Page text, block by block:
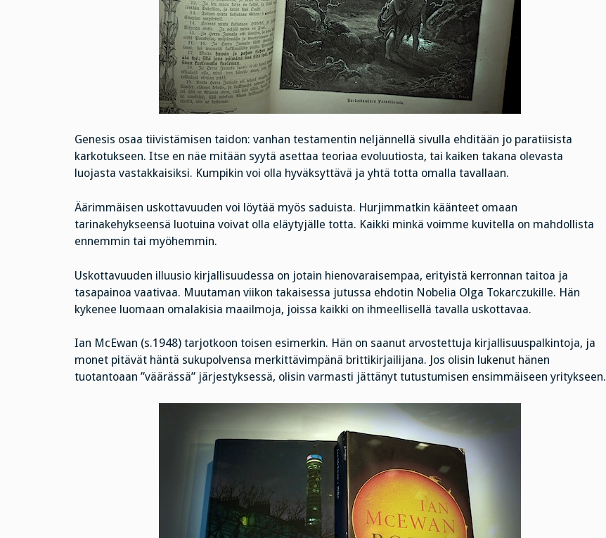
Genesis osaa tiivistämisen taidon: vanhan testamentin neljännellä sivulla ehditään jo paratiisista
karkotukseen. Itse en näe mitään syytä asettaa teoriaa evoluutiosta, tai kaiken takana olevasta
luojasta vastakkaisiksi. Kumpikin voi olla hyväksyttävä ja yhtä totta omalla tavallaan.
Äärimmäisen uskottavuuden voi löytää myös saduista. Hurjimmatkin käänteet omaan
tarinakehykseensä luotuina voivat olla eläytyjälle totta. Kaikki minkä voimme kuvitella on mahdollista
ennemmin tai myöhemmin.
Uskottavuuden illuusio kirjallisuudessa on jotain hienovaraisempaa, erityistä kerronnan taitoa ja
tasapainoa vaativaa. Muutaman viikon takaisessa jutussa ehdotin Nobelia Olga Tokarczukille. Hän
kykenee luomaan omalakisia maailmoja, joissa kaikki on ihmeellisellä tavalla uskottavaa.
Ian McEwan (s.1948) tarjotkoon toisen esimerkin. Hän on saanut arvostettuja kirjallisuuspalkintoja, ja
monet pitävät häntä sukupolvensa merkittävimpänä brittikirjailijana. Jos olisin lukenut hänen
tuotantoaan ”väärässä” järjestyksessä, olisin varmasti jättänyt tutustumisen ensimmäiseen yritykseen.